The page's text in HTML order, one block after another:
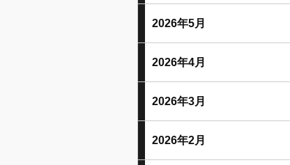
2026年5月
2026年4月
2026年3月
2026年2月